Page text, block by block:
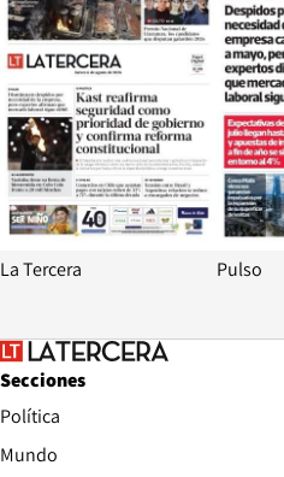
La Tercera Pulso
Secciones
Política
Mundo